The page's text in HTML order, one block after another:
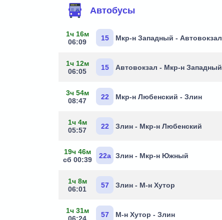
Автобусы
1ч 16м
06:09
15 Мкр-н Западный - Автовокзал
1ч 12м
06:05
15 Автовокзал - Мкр-н Западный
3ч 54м
08:47
22 Мкр-н Любенский - Злин
1ч 4м
05:57
22 Злин - Мкр-н Любенский
19ч 46м
сб 00:39
22а Злин - Мкр-н Южный
1ч 8м
06:01
57 Злин - М-н Хутор
1ч 31м
06:24
57 М-н Хутор - Злин